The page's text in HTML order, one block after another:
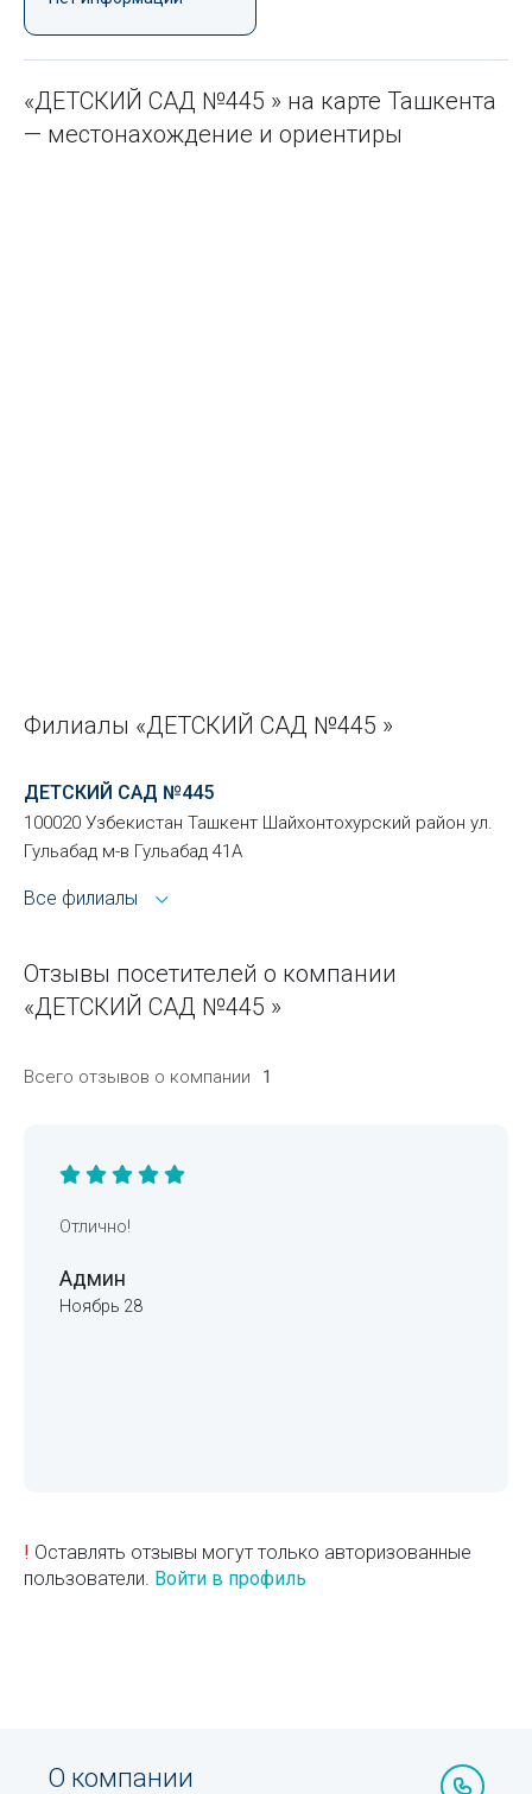
«ДЕТСКИЙ САД №445 » на карте Ташкента
— местонахождение и ориентиры
Филиалы «ДЕТСКИЙ САД №445 »
ДЕТСКИЙ САД №445
100020 Узбекистан Ташкент Шайхонтохурский район ул.
Гульабад м-в Гульабад 41А
Все филиалы
Отзывы посетителей о компании
«ДЕТСКИЙ САД №445 »
Всего отзывов о компании 1
Отлично!
Админ
Ноябрь 28
! Оставлять отзывы могут только авторизованные
пользователи. Войти в профиль
О компании